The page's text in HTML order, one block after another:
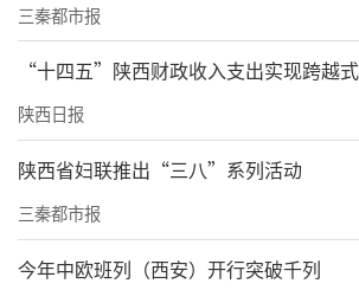
>>去年下半年多品牌超声治疗
容科”等适用范围
记者发现，7家医院使用的超声
岛医疗、尖峰医疗、泰克斯、
普门科技、金达威聚拉美、珀
家药监局官网查询，以上品牌
项目使用器械名称均为超声治
三秦都市报
“十四五”陕西财政收入支出实现跨越
陕西日报
陕西省妇联推出“三八”系列活动
三秦都市报
今年中欧班列（西安）开行突破千列